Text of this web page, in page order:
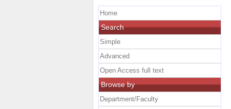
Home
Search
Simple
Advanced
Open Access full text
Browse by
Department/Faculty